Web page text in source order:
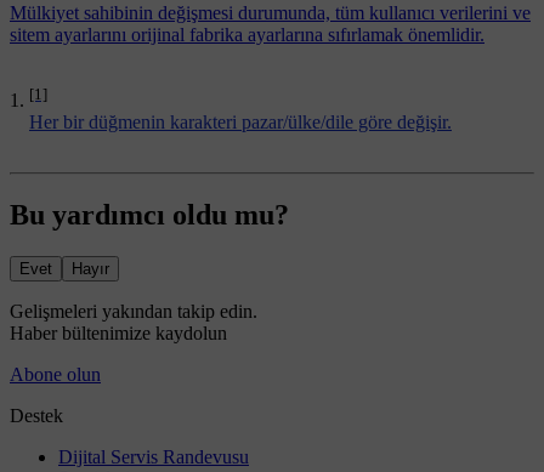
[1]
Her bir düğmenin karakteri pazar/ülke/dile göre değişir.
Mülkiyet sahibinin değişmesi durumunda, tüm kullanıcı verilerini ve
sitem ayarlarını orijinal fabrika ayarlarına sıfırlamak önemlidir.
Bu yardımcı oldu mu?
Evet Hayır